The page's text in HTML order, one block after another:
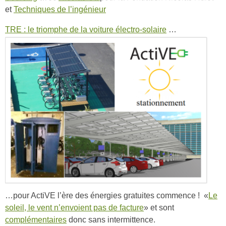
etTechniques de l’ingénieur
TRE : le triomphe de la voiture électro-solaire …
…pour ActiVE l’ère des énergies gratuites commence ! «Le
soleil, le vent n’envoient pas de facture» et sont
complémentaires donc sans intermittence.